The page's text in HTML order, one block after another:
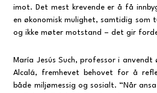
imot. Det mest krevende er å få
en økonomisk mulighet, samtidig som
og ikke møter motstand – det gir
María Jesús Such, professor i
Alcalá, fremhevet behovet for å
både miljømessig og sosialt. “Når